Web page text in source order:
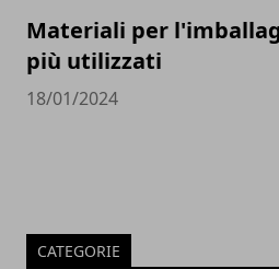
Materiali per
più utilizzati
18/01/2024
CATEGORIE